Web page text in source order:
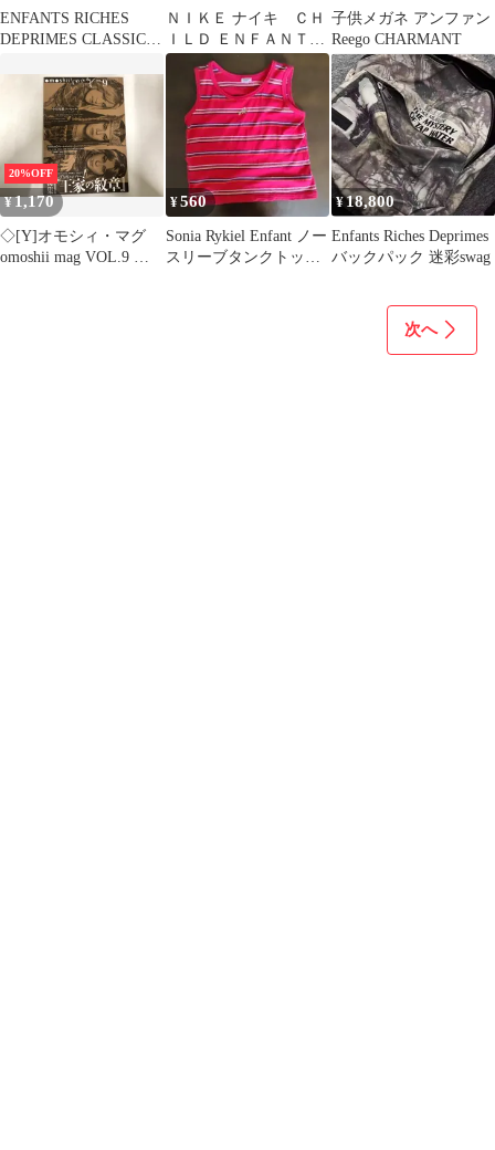
ENFANTS RICHES
DEPRIMES CLASSIC
ＮＩＫＥ ナイキ ＣＨ
ＩＬＤ ＥＮＦＡＮＴＳ
ＮＩＮＯＳ コットンキ
ャップ
子供メガネ アンファン
Reego CHARMANT
20%OFF
¥1,170
◇[Y]オモシィ・マグ
omoshii mag VOL.9 ア
¥560
Sonia Rykiel Enfant ノー
スリーブタンクトップ
¥18,800
Enfants Riches Deprimes
バックパック 迷彩swag
次へ